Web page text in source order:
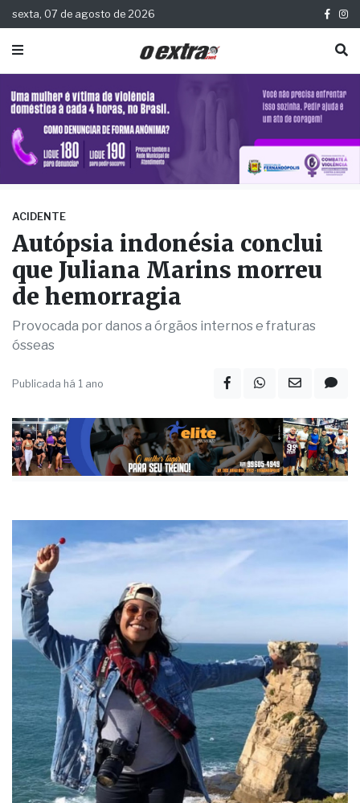
sexta, 07 de agosto de 2026
ACIDENTE
Autópsia indonésia conclui
que Juliana Marins morreu
de hemorragia
Provocada por danos a órgãos internos e fraturas
ósseas
Publicada há 1 ano